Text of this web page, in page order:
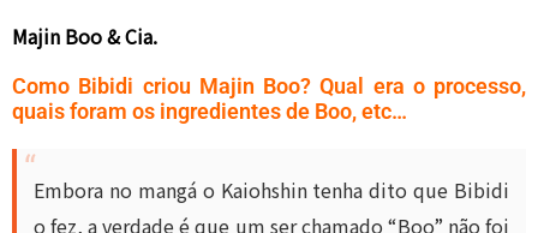
Majin Boo & Cia.
Como Bibidi criou Majin Boo? Qual era o processo,
quais foram os ingredientes de Boo, etc…
Embora no mangá o Kaiohshin tenha dito que Bibidi
o fez, a verdade é que um ser chamado “Boo” não foi